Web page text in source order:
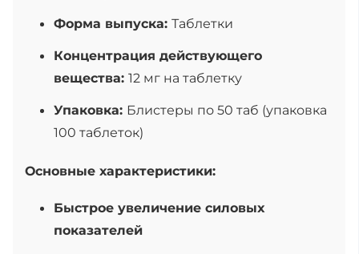
Форма выпуска: Таблетки
Концентрация действующего
вещества: 12 мг на таблетку
Упаковка: Блистеры по 50 таб (упаковка
100 таблеток)
Основные характеристики:
Быстрое увеличение силовых
показателей